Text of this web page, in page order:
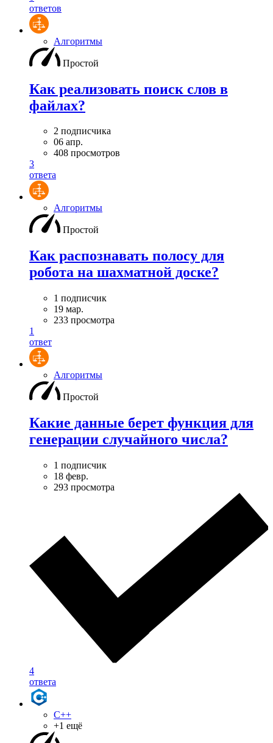
ответов
Алгоритмы
Простой
Как реализовать поиск слов в
файлах?
2 подписчика
06 апр.
408 просмотров
3
ответа
Алгоритмы
Простой
Как распознавать полосу для
робота на шахматной доске?
1 подписчик
19 мар.
233 просмотра
1
ответ
Алгоритмы
Простой
Какие данные берет функция для
генерации случайного числа?
1 подписчик
18 февр.
293 просмотра
4
ответа
C++
+1 ещё